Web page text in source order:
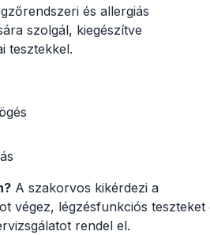
és allergiás
szolgál, kiegészítve
tesztekkel.
A szakorvos kikérdezi a
végez, légzésfunkciós teszteket
rendel el.